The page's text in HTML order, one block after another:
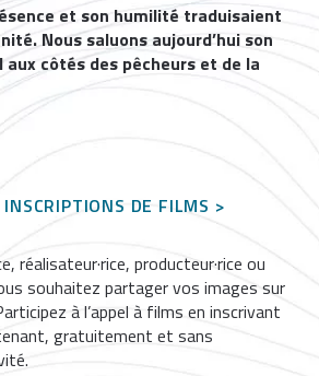
et son humilité traduisaient
Nous saluons aujourd’hui son
côtés des pêcheurs et de la
DE FILMS >
réalisateur·rice, producteur·rice ou
souhaitez partager vos images sur
à l’appel à films en inscrivant
gratuitement et sans